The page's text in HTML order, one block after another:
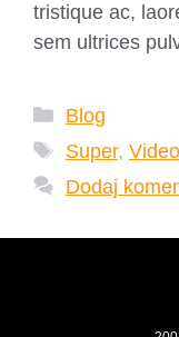
tristique ac,
sem ultrices
Kategorie
Blog
Tagi
Super,
Dodaj